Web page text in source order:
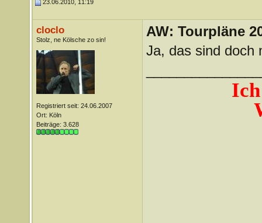
23.06.2010, 11:19
cloclo
Stolz, ne Kölsche zo sin!
Registriert seit: 24.06.2007
Ort: Köln
Beiträge: 3.628
AW: Tourpläne
Ja, das sind doch